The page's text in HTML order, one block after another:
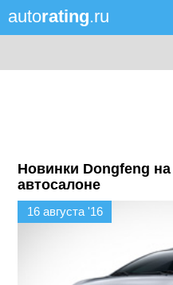
autorating.ru
Новинки Dongfeng
автосалоне
16 августа '16